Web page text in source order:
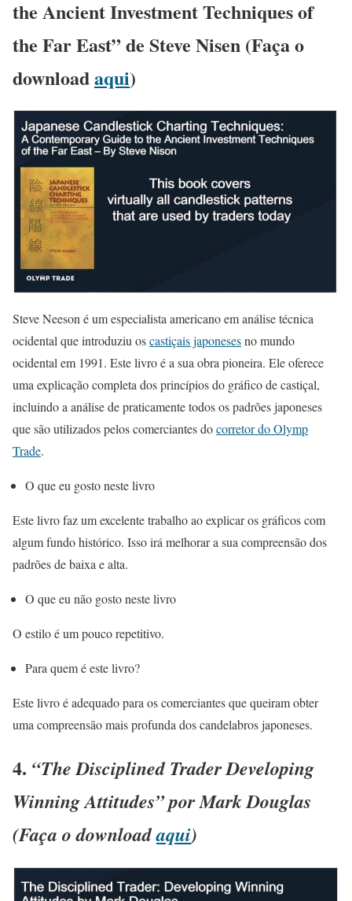
the Ancient Investment Techniques of
the Far East” de Steve Nisen (Faça o
downloadaqui)
Steve Neeson é um especialista americano em análise técnica
ocidental que introduziu oscastiçais japonesesno mundo
ocidental em 1991. Este livro é a sua obra pioneira. Ele oferece
uma explicação completa dos princípios do gráfico de castiçal,
incluindo a análise de praticamente todos os padrões japoneses
que são utilizados pelos comerciantes docorretor do Olymp
Trade.
O que eu gosto neste livro
Este livro faz um excelente trabalho ao explicar os gráficos com
algum fundo histórico. Isso irá melhorar a sua compreensão dos
padrões de baixa e alta.
O que eu não gosto neste livro
O estilo é um pouco repetitivo.
Para quem é este livro?
Este livro é adequado para os comerciantes que queiram obter
uma compreensão mais profunda dos candelabros japoneses.
4. “The Disciplined Trader Developing
Winning Attitudes” por Mark Douglas
(Faça o downloadaqui)